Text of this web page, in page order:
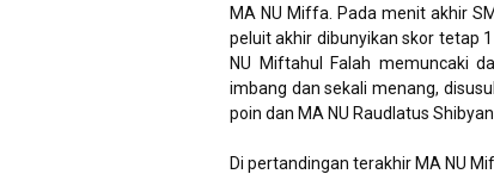
MA NU Miffa. Pada menit akhir
peluit akhir dibunyikan skor tetap
NU Miftahul Falah memuncaki
imbang dan sekali menang,
poin dan MA NU Raudlatus
Di pertandingan terakhir MA NU